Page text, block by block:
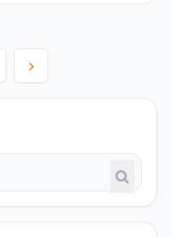
Next